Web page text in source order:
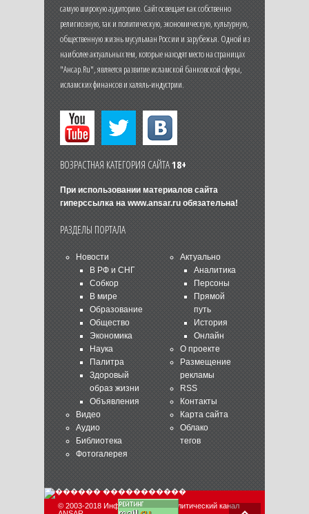
самую широкую аудиторию. Сайт освещает как собственно
религиозную, так и политическую, экономическую, культурную,
общественную жизнь мусульман России и зарубежья. Одной из
наиболее актуальных тем, которые находят место на страницах
"Ансар.Ru", является развитие исламской банковской сферы,
исламских финансов и халяль-индустрии.
ВОЗРАСТНАЯ КАТЕГОРИЯ САЙТА18+
При использовании материалов сайта
гиперссылка на www.ansar.ruобязательна!
РАЗДЕЛЫ ПОРТАЛА
Новости
В РФ и СНГ
Собкор
В мире
Образование
Общество
Экономика
Наука
Палитра
Здоровый
образ жизни
Объявления
Видео
Аудио
Библиотека
Фотогалерея
Актуально
Аналитика
Персоны
Прямой
путь
История
Онлайн
О проекте
Размещение
рекламы
RSS
Контакты
Карта сайта
Облако
тегов
© 2003-2018 Информационно-аналитический канал